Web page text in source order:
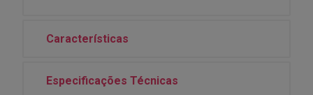
Características
Especificações Técnicas